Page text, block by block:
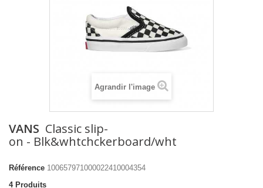
Agrandir l'image
VANS Classic slip-
on - Blk&whtchckerboard/wht
Référence 100657971000022410004354
4 Produits